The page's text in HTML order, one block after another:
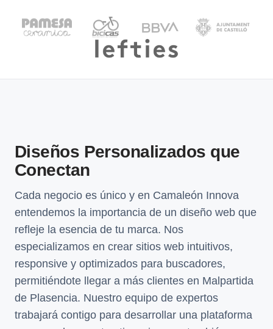
Diseños Personalizados que
Conectan
Cada negocio es único y en Camaleón Innova
entendemos la importancia de un diseño web que
refleje la esencia de tu marca. Nos
especializamos en crear sitios web intuitivos,
responsive y optimizados para buscadores,
permitiéndote llegar a más clientes en Malpartida
de Plasencia. Nuestro equipo de expertos
trabajará contigo para desarrollar una plataforma